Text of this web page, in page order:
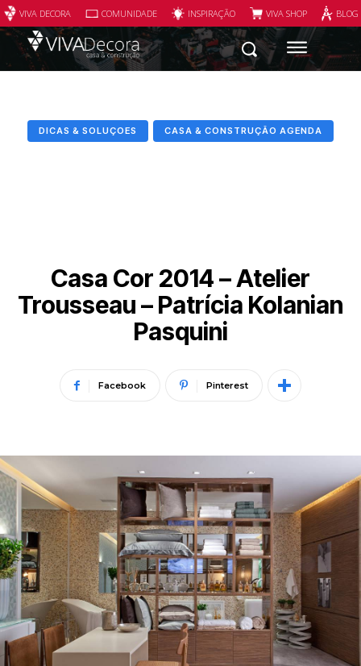
VIVA DECORA COMUNIDADE INSPIRAÇÃO VIVA SHOP
DICAS & SOLUÇOES CASA & CONSTRUÇÃO AGENDA
Casa Cor 2014 – Atelier
Trousseau – Patrícia Kolanian
Pasquini
Facebook Pinterest